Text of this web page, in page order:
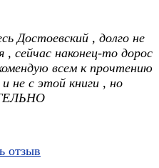
Достоевский , долго не
, сейчас наконец-то дорос
всем к прочтению
не с этой книги , но
отзыв